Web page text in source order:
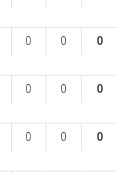
0 0 0
0 0 0
0 0 0